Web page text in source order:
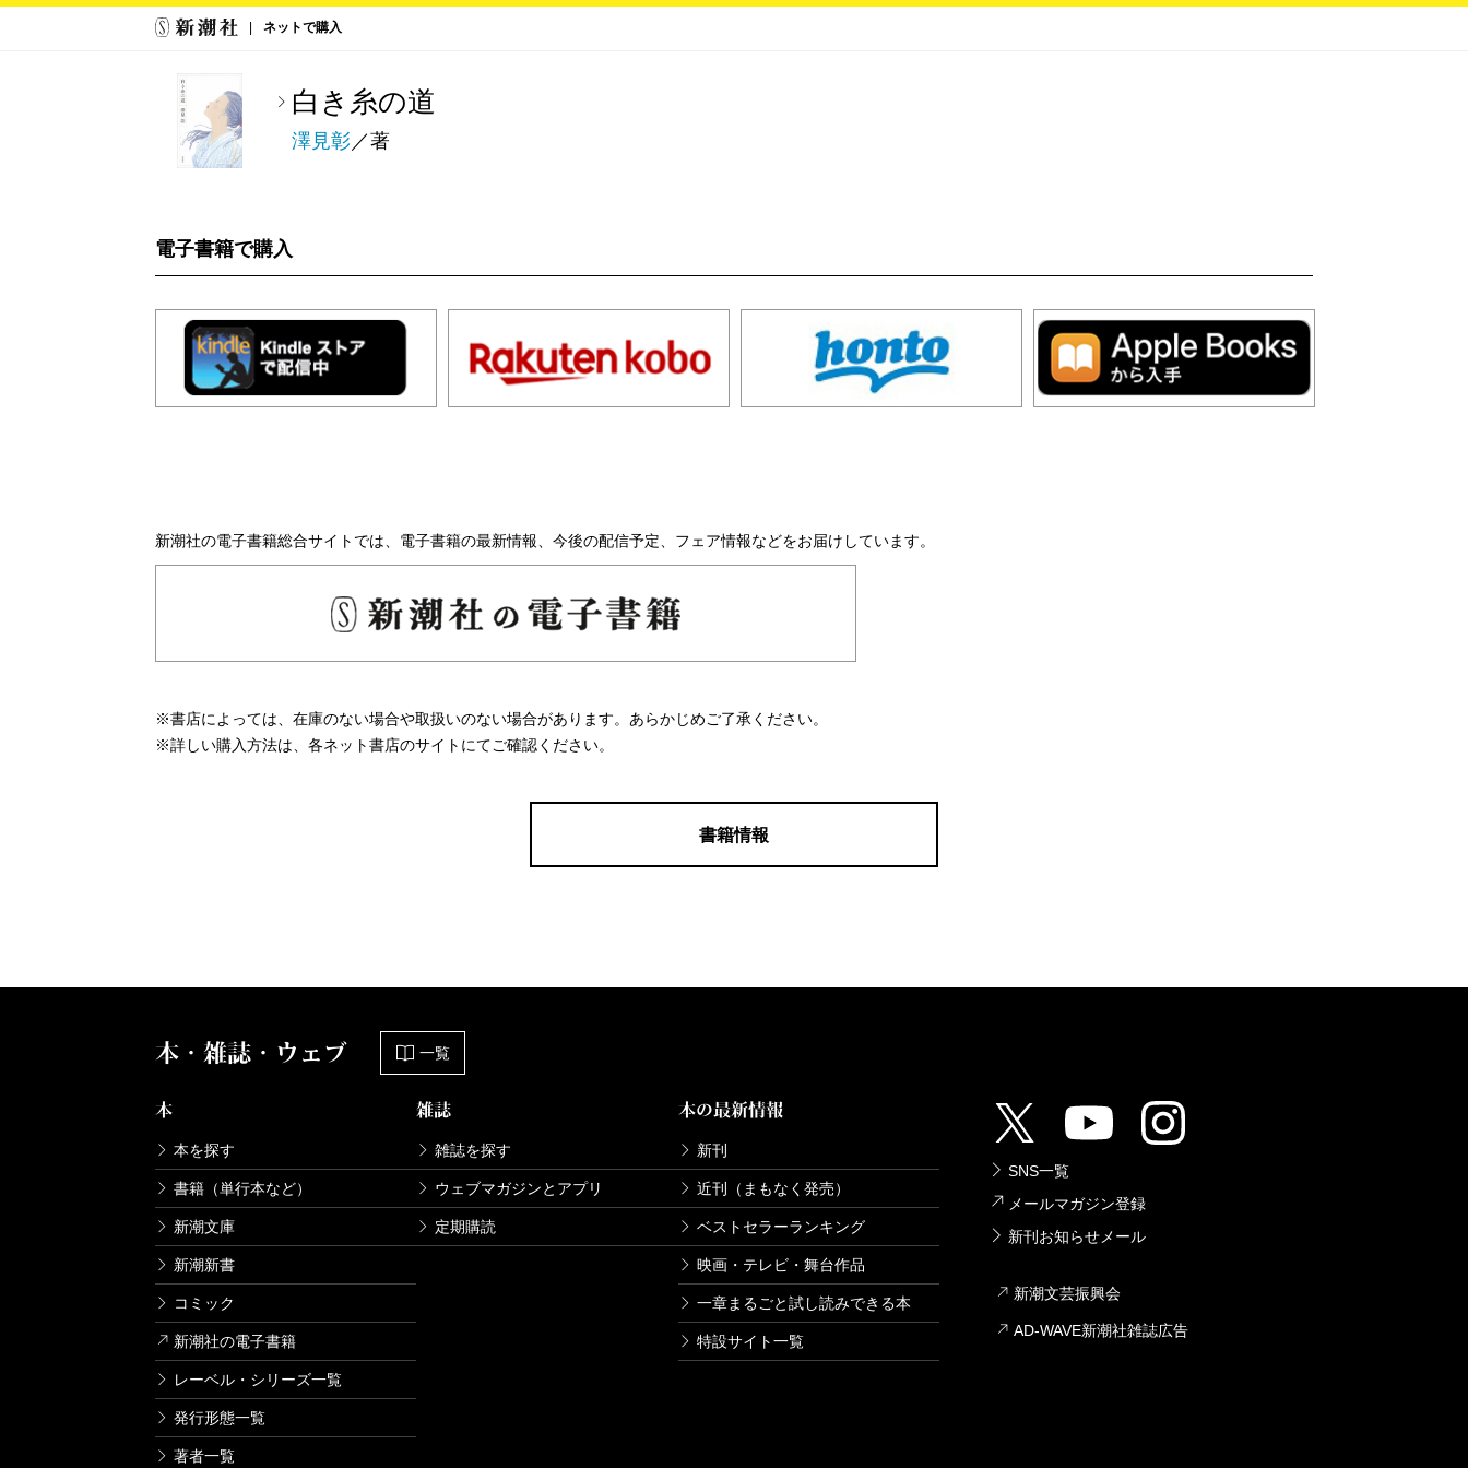
ネットで購入
白き糸の道
澤見彰／著
電子書籍で購入
新潮社の電子書籍総合サイトでは、電子書籍の最新情報、今後の配信予定、フェア情報などをお届けしています。
※書店によっては、在庫のない場合や取扱いのない場合があります。あらかじめご了承ください。
※詳しい購入方法は、各ネット書店のサイトにてご確認ください。
書籍情報
本・雑誌・ウェブ 一覧
本
本を探す
書籍（単行本など）
新潮文庫
新潮新書
コミック
新潮社の電子書籍
レーベル・シリーズ一覧
発行形態一覧
著者一覧
雑誌
雑誌を探す
ウェブマガジンとアプリ
定期購読
本の最新情報
新刊
近刊（まもなく発売）
ベストセラーランキング
映画・テレビ・舞台作品
一章まるごと試し読みできる本
特設サイト一覧
SNS一覧
メールマガジン登録
新刊お知らせメール
新潮文芸振興会
AD-WAVE新潮社雑誌広告